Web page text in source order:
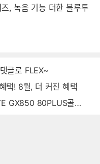
, 녹음 기능 더한 블루투
글로 FLEX~
택! 8월, 더 커진 혜택
골드 풀모듈러 ATX3.0 블랙